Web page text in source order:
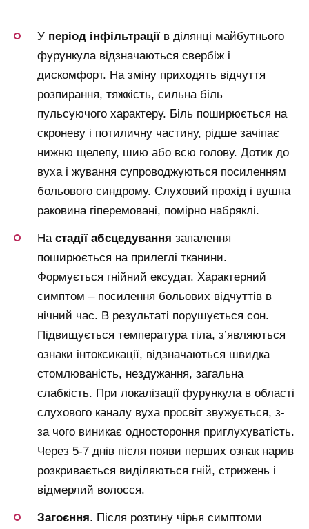
У період інфільтрації в ділянці майбутнього
фурункула відзначаються свербіж і
дискомфорт. На зміну приходять відчуття
розпирання, тяжкість, сильна біль
пульсуючого характеру. Біль поширюється на
скроневу і потиличну частину, рідше зачіпає
нижню щелепу, шию або всю голову. Дотик до
вуха і жування супроводжуються посиленням
больового синдрому. Слуховий прохід і вушна
раковина гіперемовані, помірно набряклі.
На стадії абсцедування запалення
поширюється на прилеглі тканини.
Формується гнійний ексудат. Характерний
симптом – посилення больових відчуттів в
нічний час. В результаті порушується сон.
Підвищується температура тіла, з’являються
ознаки інтоксикації, відзначаються швидка
стомлюваність, нездужання, загальна
слабкість. При локалізації фурункула в області
слухового каналу вуха просвіт звужується, з-
за чого виникає одностороння приглухуватість.
Через 5-7 днів після появи перших ознак нарив
розкривається виділяються гній, стрижень і
відмерлий волосся.
Загоєння. Після розтину чірья симптоми